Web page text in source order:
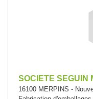
SOCIETE SEGUIN
16100 MERPINS -